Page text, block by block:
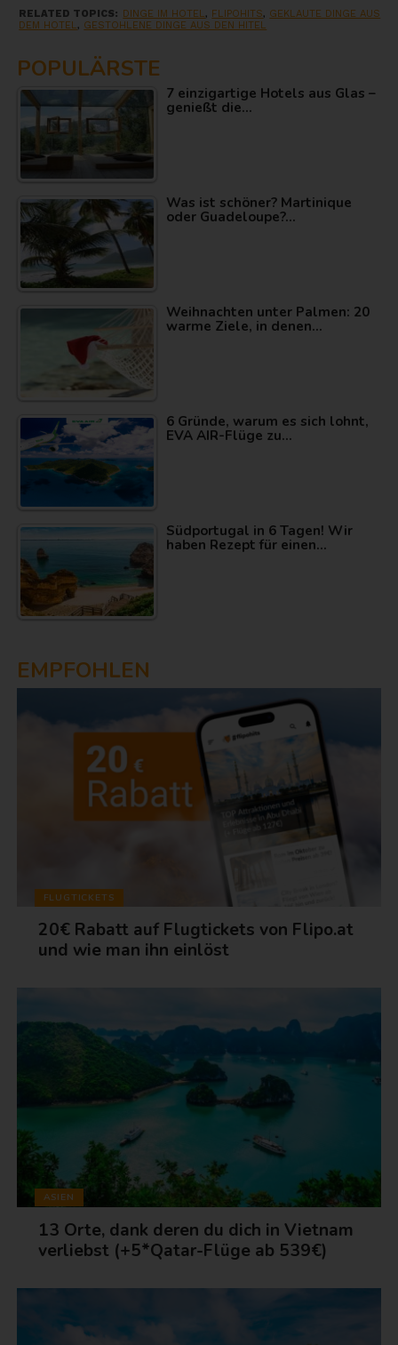
RELATED TOPICS: DINGE IM HOTEL, FLIPOHITS, GEKLAUTE DINGE AUS
DEM HOTEL, GESTOHLENE DINGE AUS DEN HITEL
POPULÄRSTE
7 einzigartige Hotels aus Glas –
genießt die…
Was ist schöner? Martinique
oder Guadeloupe?…
Weihnachten unter Palmen: 20
warme Ziele, in denen…
6 Gründe, warum es sich lohnt,
EVA AIR-Flüge zu…
Südportugal in 6 Tagen! Wir
haben Rezept für einen…
EMPFOHLEN
FLUGTICKETS
20€ Rabatt auf Flugtickets von Flipo.at
und wie man ihn einlöst
ASIEN
13 Orte, dank deren du dich in Vietnam
verliebst (+5*Qatar-Flüge ab 539€)